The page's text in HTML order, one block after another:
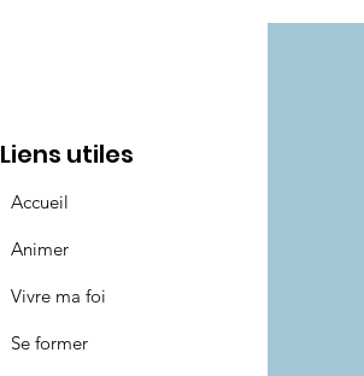
Liens utiles
Accueil
Animer
Vivre ma foi
Se former